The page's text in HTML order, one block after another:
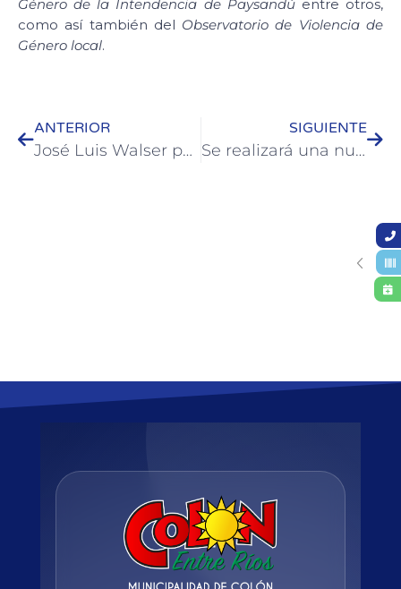
Género de la Intendencia de Paysandúentre otros,
como así también del Observatorio de Violencia de
Género local.
ANTERIOR
José Luis Walser participó de un acto en Paysandú en homenaje a José Gervasio Artigas
SIGUIENTE
Se realizará una nueva edición de “Estatuas en Movimiento”